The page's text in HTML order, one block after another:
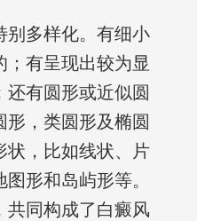
别多样化。有细小
；有呈现出较为显
有圆形或近似圆
形，类圆形及椭圆
状，比如线状、片
形和岛屿形等。
共同构成了白癜风